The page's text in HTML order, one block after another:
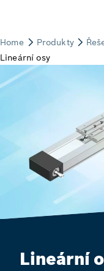
Lineární